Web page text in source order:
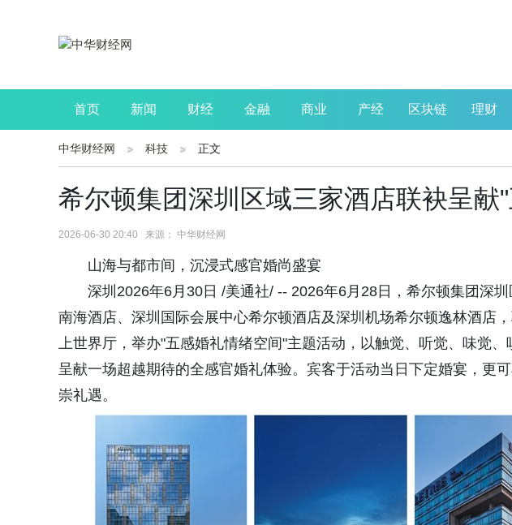
首页 新闻 财经 金融 商业 产经 区块链 理财
公司 生活 读书
中华财经网 科技 正文
希尔顿集团深圳区域三家酒店联袂呈献
2026-06-30 20:40 来源： 中华财经网
山海与都市间，沉浸式感官婚尚盛宴
深圳2026年6月30日 /美通社/ -- 2026年6月28日，希尔顿集团深
南海酒店、深圳国际会展中心希尔顿酒店及深圳机场希尔顿逸林酒店
上世界厅，举办"五感婚礼情绪空间"主题活动，以触觉、听觉、味觉
呈献一场超越期待的全感官婚礼体验。宾客于活动当日下定婚宴，更
崇礼遇。